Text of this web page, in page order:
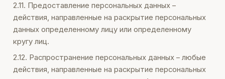
2.11. Предоставление персональных данных –
действия, направленные на раскрытие персональных
данных определенному лицу или определенному
кругу лиц.
2.12. Распространение персональных данных – любые
действия, направленные на раскрытие персональных